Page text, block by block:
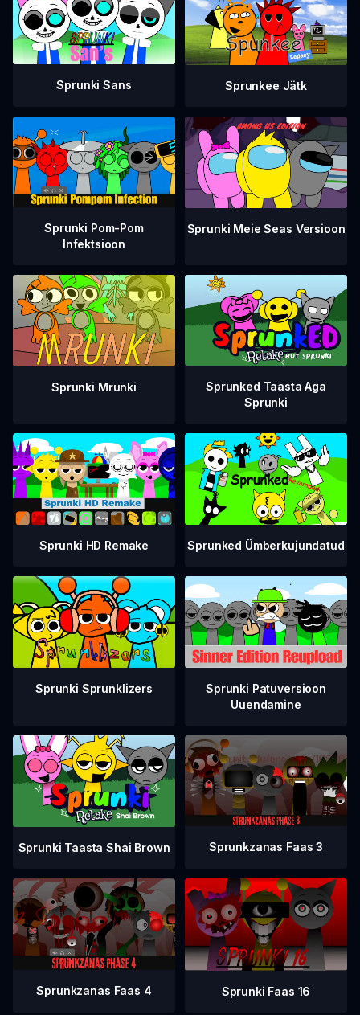
Sprunki Sans Sprunkee Jätk
Sprunki Pom-Pom
Infektsioon
Sprunki Meie Seas Versioon
Sprunki Mrunki
Sprunked Taasta Aga
Sprunki
Sprunki HD Remake Sprunked Ümberkujundatud
Sprunki Sprunklizers
Sprunki Patuversioon
Uuendamine
Sprunki Taasta Shai Brown Sprunkzanas Faas 3
Sprunkzanas Faas 4 Sprunki Faas 16